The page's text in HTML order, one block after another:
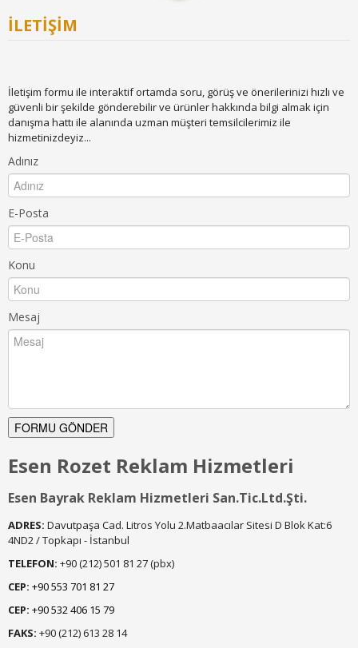
İLETİŞİM
İletişim formu ile interaktif ortamda soru, görüş ve önerilerinizi hızlı ve
güvenli bir şekilde gönderebilir ve ürünler hakkında bilgi almak için
danışma hattı ile alanında uzman müşteri temsilcilerimiz ile
hizmetinizdeyiz...
Adınız
E-Posta
Konu
Mesaj
Esen Rozet Reklam Hizmetleri
Esen Bayrak Reklam Hizmetleri San.Tic.Ltd.Şti.
ADRES: Davutpaşa Cad. Litros Yolu 2.Matbaacılar Sitesi D Blok Kat:6
4ND2 / Topkapı - İstanbul
TELEFON: +90 (212) 501 81 27 (pbx)
CEP: +90 553 701 81 27
CEP: +90 532 406 15 79
FAKS: +90 (212) 613 28 14